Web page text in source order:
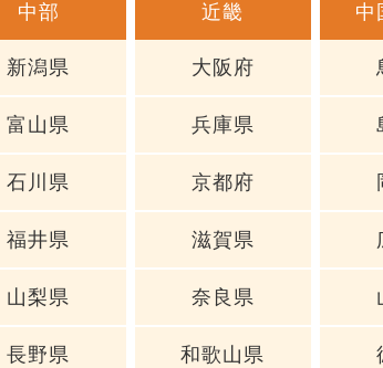
中部
新潟県
富山県
石川県
福井県
山梨県
長野県
近畿
大阪府
兵庫県
京都府
滋賀県
奈良県
和歌山県
中